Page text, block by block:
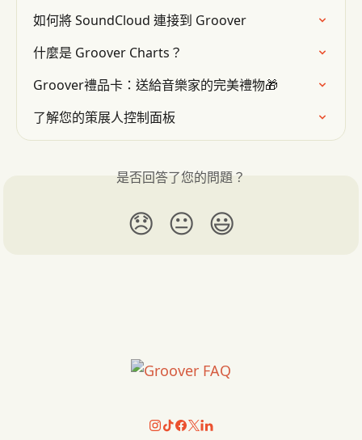
如何將 SoundCloud 連接到 Groover
什麼是 Groover Charts？
Groover禮品卡：送給音樂家的完美禮物🎁
了解您的策展人控制面板
是否回答了您的問題？
😞 😐 😃